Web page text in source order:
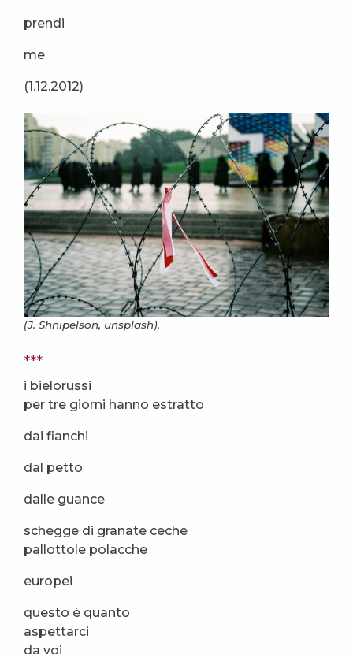
prendi
me
(1.12.2012)
(J. Shnipelson, unsplash).
***
i bielorussi
per tre giorni hanno estratto
dai fianchi
dal petto
dalle guance
schegge di granate ceche
pallottole polacche
europei
questo è quanto
aspettarci
da voi